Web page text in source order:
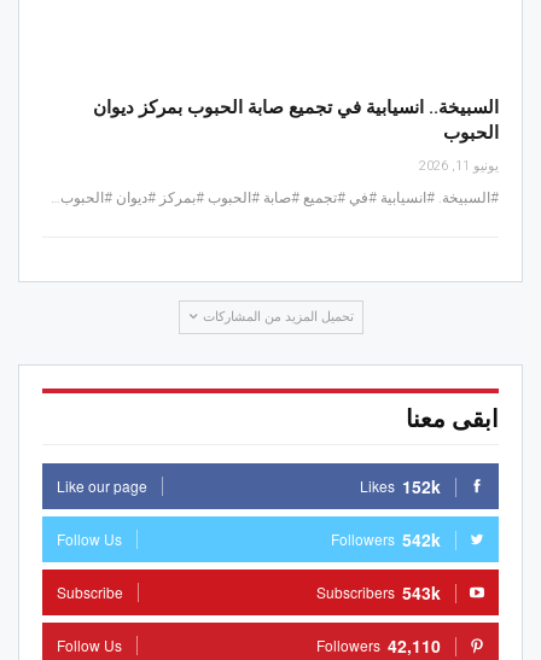
السبيخة.. انسيابية في تجميع صابة الحبوب بمركز ديوان
الحبوب
يونيو 11, 2026
#السبيخة. #انسيابية #في #تجميع #صابة #الحبوب #بمركز #ديوان #الحبوب…
تحميل المزيد من المشاركات
ابقى معنا
152k
Likes
Like our page
542k
Followers
Follow Us
543k
Subscribers
Subscribe
42,110
Followers
Follow Us